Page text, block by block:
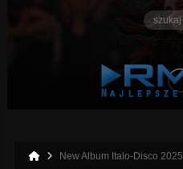
New Album Italo-Disco 2025